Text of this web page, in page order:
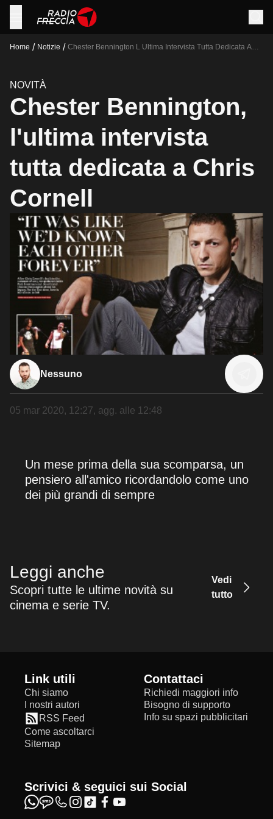
Home / Notizie / Chester Bennington L Ultima Intervista Tutta Dedicata A
NOVITÀ
Chester Bennington,
l'ultima intervista
tutta dedicata a Chris
Cornell
Nessuno
05 mar 2020, 12:27, agg. alle 12:48
Un mese prima della sua scomparsa, un
pensiero all'amico ricordandolo come uno
dei più grandi di sempre
Leggi anche
Scopri tutte le ultime novità su
cinema e serie TV.
Vedi
tutto
Link utili
Chi siamo
I nostri autori
RSS Feed
Come ascoltarci
Sitemap
Contattaci
Richiedi maggiori info
Bisogno di supporto
Info su spazi pubblicitari
Scrivici & seguici sui Social